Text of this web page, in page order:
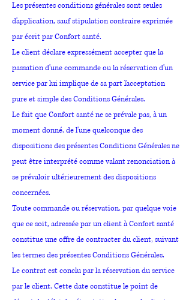
Les présentes conditions générales sont seules
d'application, sauf stipulation contraire exprimée
par écrit par Confort santé.
Le client déclare expressément accepter que la
passation d'une commande ou la réservation d'un
service par lui implique de sa part l'acceptation
pure et simple des Conditions Générales.
Le fait que Confort santé ne se prévale pas, à un
moment donné, de l'une quelconque des
dispositions des présentes Conditions Générales ne
peut être interprété comme valant renonciation à
se prévaloir ultérieurement des dispositions
concernées.
Toute commande ou réservation, par quelque voie
que ce soit, adressée par un client à Confort santé
constitue une offre de contracter du client, suivant
les termes des présentes Conditions Générales.
Le contrat est conclu par la réservation du service
par le client. Cette date constitue le point de